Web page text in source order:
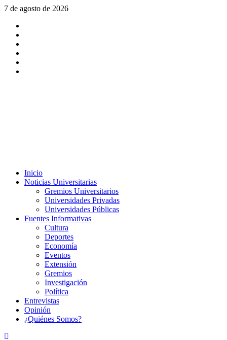
Saltar
contenido
7 de agosto de 2026
Menú
principal
Inicio
Noticias Universitarias
Gremios Universitarios
Universidades Privadas
Universidades Públicas
Fuentes Informativas
Cultura
Deportes
Economía
Eventos
Extensión
Gremios
Investigación
Política
Entrevistas
Opinión
¿Quiénes Somos?